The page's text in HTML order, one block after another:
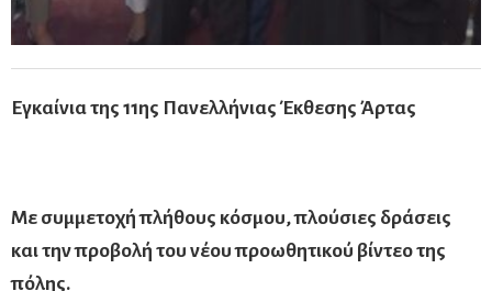
Εγκαίνια της 11ης Πανελλήνιας Έκθεσης Άρτας
Με συμμετοχή πλήθους κόσμου, πλούσιες δράσεις
και την προβολή του νέου προωθητικού βίντεο της
πόλης.